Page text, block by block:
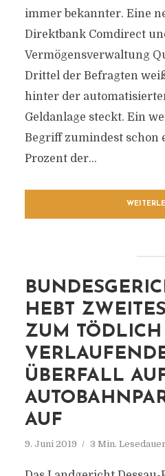
immer bekannter. Eine
Direktbank Comdirect
Vermögensverwaltung
Drittel der Befragten
hinter der
Geldanlage steckt. Ein
Begriff zumindest schon
Prozent der...
HEBT
ZUM TÖDLICH
ÜBERFALL
AUF
9. Juni 2019 3 Min. Lesedauer